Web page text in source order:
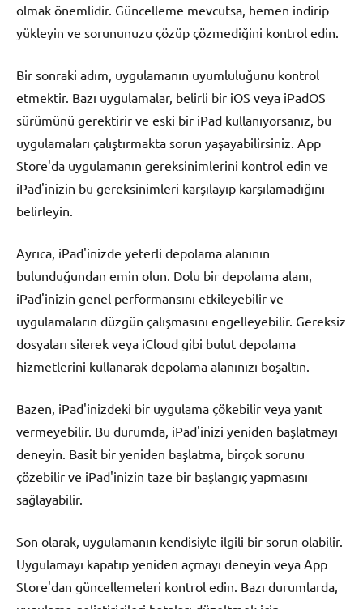
olmak önemlidir. Güncelleme mevcutsa, hemen indirip
yükleyin ve sorununuzu çözüp çözmediğini kontrol edin.
Bir sonraki adım, uygulamanın uyumluluğunu kontrol
etmektir. Bazı uygulamalar, belirli bir iOS veya iPadOS
sürümünü gerektirir ve eski bir iPad kullanıyorsanız, bu
uygulamaları çalıştırmakta sorun yaşayabilirsiniz. App
Store'da uygulamanın gereksinimlerini kontrol edin ve
iPad'inizin bu gereksinimleri karşılayıp karşılamadığını
belirleyin.
Ayrıca, iPad'inizde yeterli depolama alanının
bulunduğundan emin olun. Dolu bir depolama alanı,
iPad'inizin genel performansını etkileyebilir ve
uygulamaların düzgün çalışmasını engelleyebilir. Gereksiz
dosyaları silerek veya iCloud gibi bulut depolama
hizmetlerini kullanarak depolama alanınızı boşaltın.
Bazen, iPad'inizdeki bir uygulama çökebilir veya yanıt
vermeyebilir. Bu durumda, iPad'inizi yeniden başlatmayı
deneyin. Basit bir yeniden başlatma, birçok sorunu
çözebilir ve iPad'inizin taze bir başlangıç yapmasını
sağlayabilir.
Son olarak, uygulamanın kendisiyle ilgili bir sorun olabilir.
Uygulamayı kapatıp yeniden açmayı deneyin veya App
Store'dan güncellemeleri kontrol edin. Bazı durumlarda,